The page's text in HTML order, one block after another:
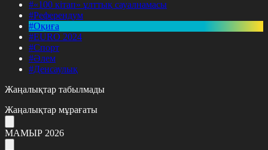
#«100 кітап» ұлттық сауалнамасы
#Референдум
#Оқиға
#EURO 2024
#Спорт
#Әлем
#Денсаулық
Жаңалықтар табылмады
Жаңалықтар мұрағаты
МАМЫР 2026